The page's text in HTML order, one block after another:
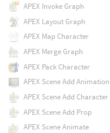
APEX Invoke Graph
APEX Layout Graph
APEX Map Character
APEX Merge Graph
APEX Pack Character
APEX Scene Add Animation
APEX Scene Add Character
APEX Scene Add Prop
APEX Scene Animate